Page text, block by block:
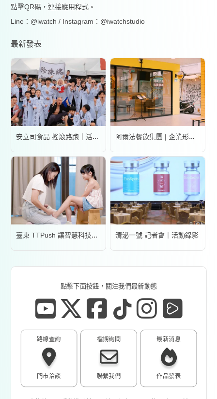
點擊QR碼，連接應用程式。
Line：@iwatch / Instagram：@iwatchstudio
最新發表
安立司食品 搖滾路跑｜活動錄影 阿爾法餐飲集團 | 企業形象宣傳片
臺東 TTPush 讓智慧科技更有溫度 | 形象影片 清泌一號 記者會｜活動錄影
點擊下面按鈕，關注我們最新動態
路線查詢
門市洽談
最新消息
作品發表
檔期詢問
聯繫我們